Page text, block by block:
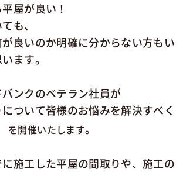
屋が良い！
も、
良いのか明確に分からない方もい
ます。
ンクのベテラン社員が
ついて皆様のお悩みを解決すべく
を開催いたします。
施工した平屋の間取りや、施工の